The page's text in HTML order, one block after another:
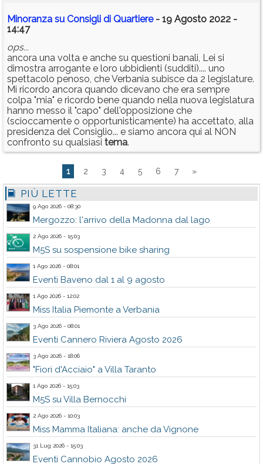
Minoranza su Consigli di Quartiere- 19 Agosto 2022 -
14:47
ops...
ancora una volta e anche su questioni banali, Lei si
dimostra arrogante e loro ubbidienti (sudditi).... uno
spettacolo penoso, che Verbania subisce da 2 legislature.
Mi ricordo ancora quando dicevano che era sempre
colpa "mia" e ricordo bene quando nella nuova legislatura
hanno messo il "capo" dell'opposizione che
(scioccamente o opportunisticamente) ha accettato, alla
presidenza del Consiglio... e siamo ancora qui al NON
confronto su qualsiasi tema.
1 2 3 4 5 6 7 »
PIÙ LETTE
9 Ago 2026 - 08:30
Mergozzo: l'arrivo della Madonna dal lago
2 Ago 2026 - 15:03
M5S su sospensione bike sharing
1 Ago 2026 - 08:01
Eventi Baveno dal 1 al 9 agosto
1 Ago 2026 - 12:02
Miss Italia Piemonte a Verbania
3 Ago 2026 - 08:01
Eventi Cannero Riviera Agosto 2026
3 Ago 2026 - 18:06
"Fiori d'Acciaio" a Villa Taranto
1 Ago 2026 - 15:03
M5S su Villa Bernocchi
2 Ago 2026 - 10:03
Miss Mamma Italiana: anche da Vignone
31 Lug 2026 - 15:03
Eventi Cannobio Agosto 2026